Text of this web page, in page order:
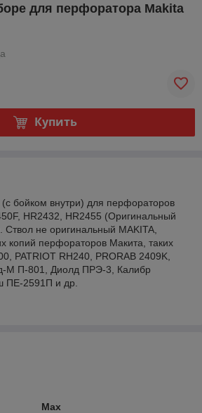
для перфоратора Makita
Купить
бойком внутри) для перфораторов
HR2432, HR2455 (Оригинальный
не оригинальный MAKITA,
копий перфораторов Макита, таких
PATRIOT RH240, PRORAB 2409K,
М П-801, Диолд ПРЭ-3, Калибр
ПЕ-2591П и др.
Max